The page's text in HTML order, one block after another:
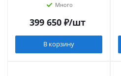
Много
399 650₽/шт
В корзину